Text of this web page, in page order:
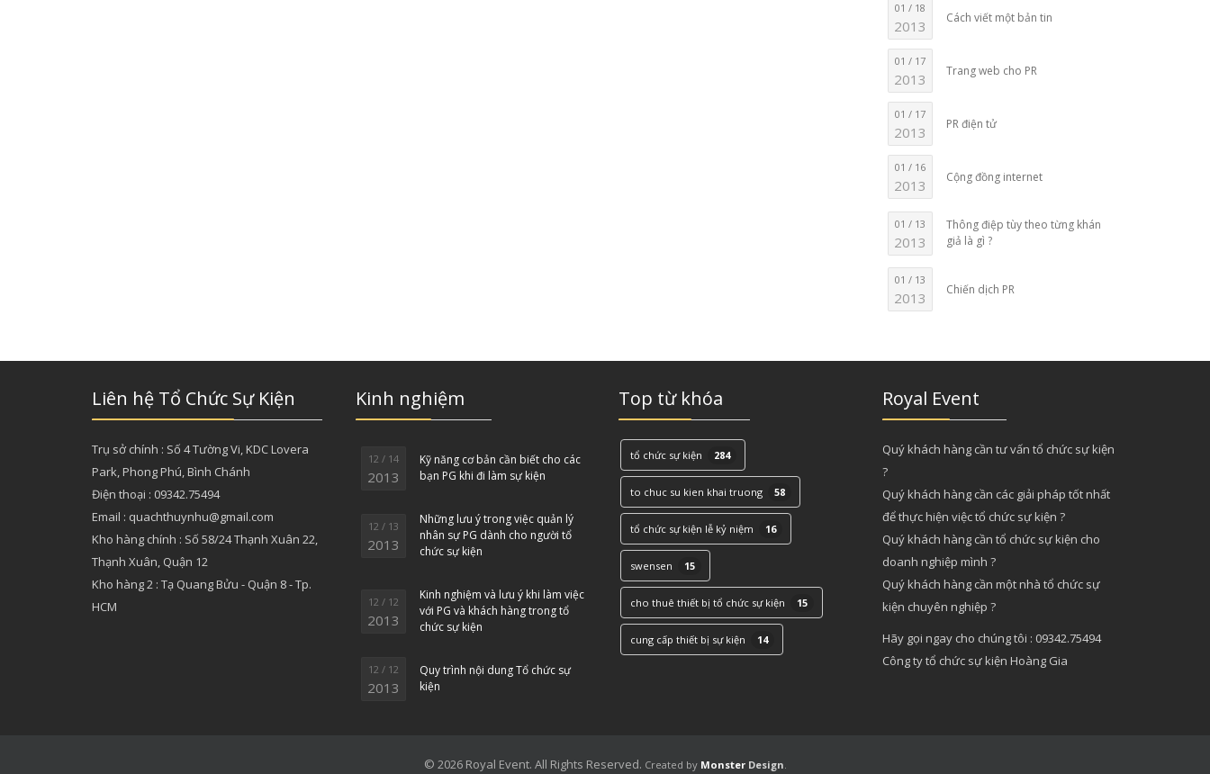
01 / 18
2013 Cách viết một bản tin
01 / 17
2013 Trang web cho PR
01 / 17
2013 PR điện tử
01 / 16
2013 Cộng đồng internet
01 / 13
2013
Thông điệp tùy theo từng khán
giả là gì ?
01 / 13
2013 Chiến dịch PR
Liên hệ Tổ Chức Sự Kiện
Trụ sở chính : Số 4 Tường Vi, KDC Lovera
Park, Phong Phú, Bình Chánh
Điện thoại : 09342.75494
Email : quachthuynhu@gmail.com
Kho hàng chính : Số 58/24 Thạnh Xuân 22,
Thạnh Xuân, Quận 12
Kho hàng 2 : Tạ Quang Bửu - Quận 8 - Tp.
HCM
Kinh nghiệm
12 / 14
2013
Kỹ năng cơ bản cần biết cho các
bạn PG khi đi làm sự kiện
12 / 13
2013
Những lưu ý trong việc quản lý
nhân sự PG dành cho người tổ
chức sự kiện
12 / 12
2013
Kinh nghiệm và lưu ý khi làm việc
với PG và khách hàng trong tổ
chức sự kiện
12 / 12
2013
Quy trình nội dung Tổ chức sự
kiện
Top từ khóa
tổ chức sự kiện 284
to chuc su kien khai truong 58
tổ chức sự kiện lễ kỷ niệm 16
swensen 15
cho thuê thiết bị tổ chức sự kiện 15
cung cấp thiết bị sự kiện 14
Royal Event
Quý khách hàng cần tư vấn tổ chức sự kiện
?
Quý khách hàng cần các giải pháp tốt nhất
để thực hiện việc tổ chức sự kiện ?
Quý khách hàng cần tổ chức sự kiện cho
doanh nghiệp mình ?
Quý khách hàng cần một nhà tổ chức sự
kiện chuyên nghiệp ?
Hãy gọi ngay cho chúng tôi : 09342.75494
Công ty tổ chức sự kiện Hoàng Gia
© 2026 Royal Event. All Rights Reserved. Created by MonsterDesign.